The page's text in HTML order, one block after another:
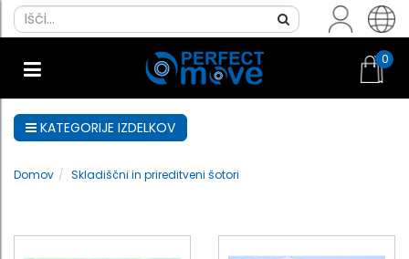
0
KATEGORIJE IZDELKOV
Domov Skladiščni in prireditveni šotori